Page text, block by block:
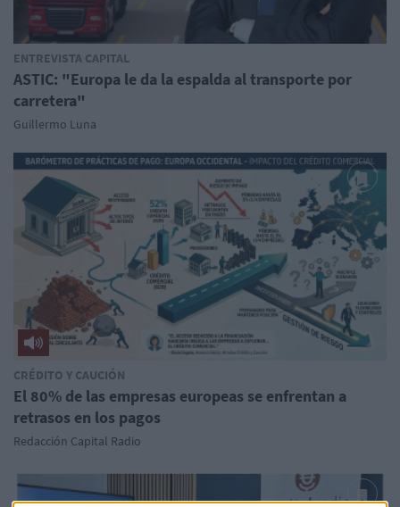
ENTREVISTA CAPITAL
ASTIC: "Europa le da la espalda al transporte por
carretera"
Guillermo Luna
CRÉDITO Y CAUCIÓN
El 80% de las empresas europeas se enfrentan a
retrasos en los pagos
Redacción Capital Radio